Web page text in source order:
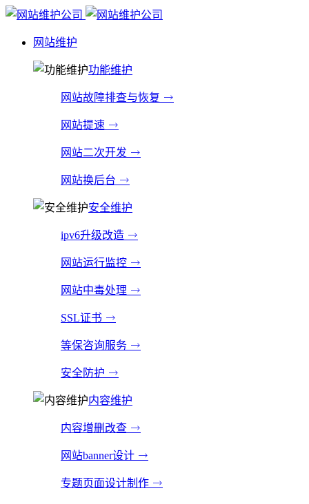
网站维护
功能维护
网站故障排查与恢复
网站提速
网站二次开发
网站换后台
安全维护
ipv6升级改造
网站运行监控
网站中毒处理
SSL证书
等保咨询服务
安全防护
内容维护
内容增删改查
网站banner设计
专题页面设计制作